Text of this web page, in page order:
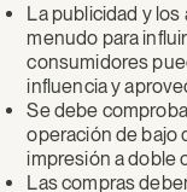
La publicidad y
menudo para
consumidores
influencia y
Se debe
operación de bajo
impresión a doble
Las compras